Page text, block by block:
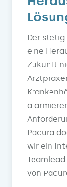
Der
eine
Zukunft
Pacura
wir ein
von